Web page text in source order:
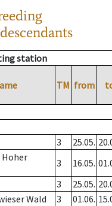
station
TM from
3 25.05.
Hoher
3 16.05.
3 25.05.
Wald 3 01.06.